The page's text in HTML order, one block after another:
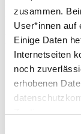
zusammen.
User*innen auf
Einige Daten
Internetseiten
noch
erhobenen
Auswahlathleten
mehrere